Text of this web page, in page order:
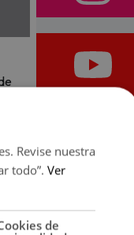
a
no
Revise nuestra
todo”. Ver
de